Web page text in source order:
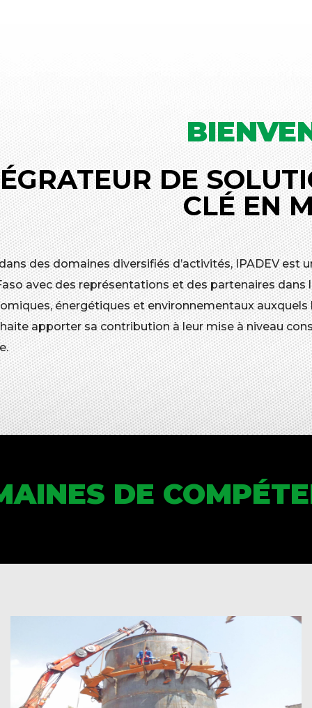
DE
CLÉ EN
des domaines diversifiés d’activités, IPADEV
avec des représentations et des partenaires
énergétiques et environnementaux
apporter sa contribution à leur mise à niveau
DE